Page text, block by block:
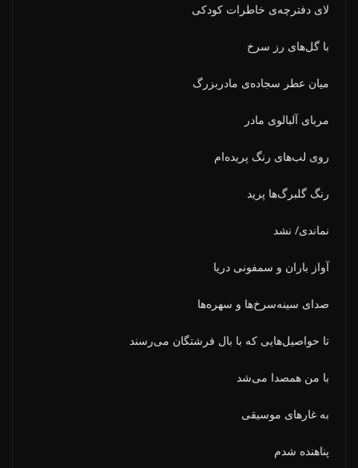
لای دفترچه‌ی خاطرات کودکی
با گل‌های رز سرخ
میان عطر سجاده‌ی مادربزرگ
مربای آلبالوی مادر
روی لب‌های رنگ پریده‌ام
رنگ گلبرگ‌ها پرید
نماندی/ نشد
آواز باران و سمفونی دریا
صدای سینه‌سرخ‌ها و سهره‌ها
تا حواصیل‌هایی که با بال فرشتگان می‌رسند
با من همصدا می‌شد
به غارهای موسیقی
پناهنده شدم